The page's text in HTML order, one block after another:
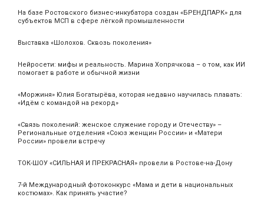
На базе Ростовского бизнес-инкубатора создан «БРЕНДПАРК» для
субъектов МСП в сфере лёгкой промышленности
Выставка «Шолохов. Сквозь поколения»
Нейросети: мифы и реальность. Марина Хопрячкова – о том, как ИИ
помогает в работе и обычной жизни
«Моржиня» Юлия Богатырёва, которая недавно научилась плавать:
«Идём с командой на рекорд»
«Связь поколений: женское служение городу и Отечеству» –
Региональные отделения «Союз женщин России» и «Матери
России» провели встречу
ТОК-ШОУ «СИЛЬНАЯ И ПРЕКРАСНАЯ» провели в Ростове-на-Дону
7-й Международный фотоконкурс «Мама и дети в национальных
костюмах». Как принять участие?